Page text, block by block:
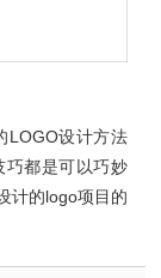
LOGO设计方法
巧都是可以巧妙
计的logo项目的